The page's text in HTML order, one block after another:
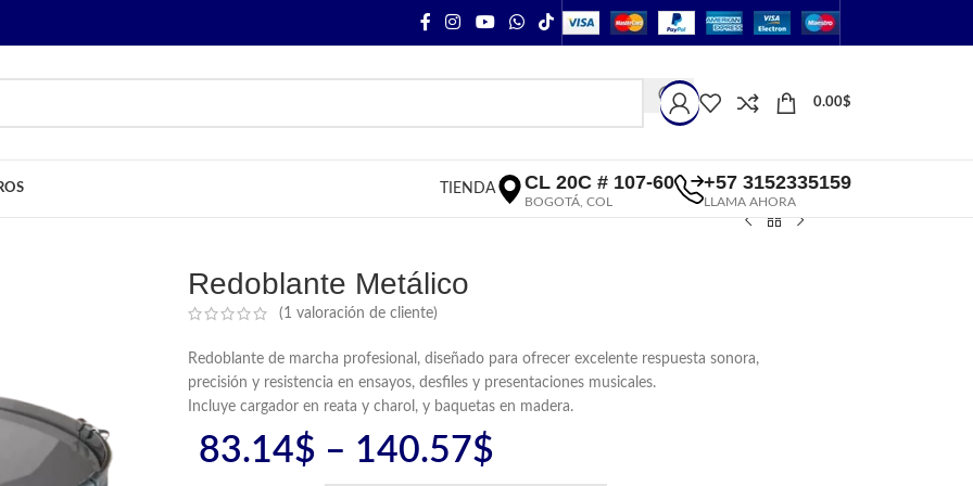
0.00$
TIENDA CL 20C # 107-60
BOGOTÁ, COL
+57 3152335159
LLAMA AHORA
Redoblante Metálico
(1 valoración de cliente)
Redoblante de marcha profesional, diseñado para ofrecer excelente respuesta sonora,
precisión y resistencia en ensayos, desfiles y presentaciones musicales.
Incluye cargador en reata y charol, y baquetas en madera.
83.14$ – 140.57$